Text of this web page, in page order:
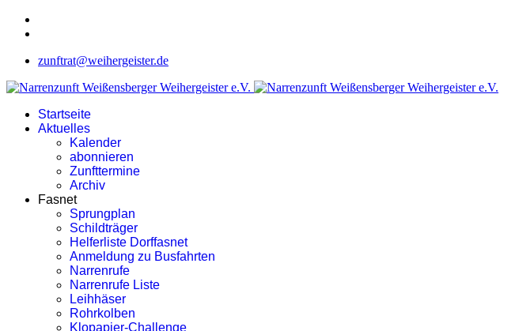
zunftrat@weihergeister.de
Startseite
Aktuelles
Kalender
abonnieren
Zunfttermine
Archiv
Fasnet
Sprungplan
Schildträger
Helferliste Dorffasnet
Anmeldung zu Busfahrten
Narrenrufe
Narrenrufe Liste
Leihhäser
Rohrkolben
Klopapier-Challenge